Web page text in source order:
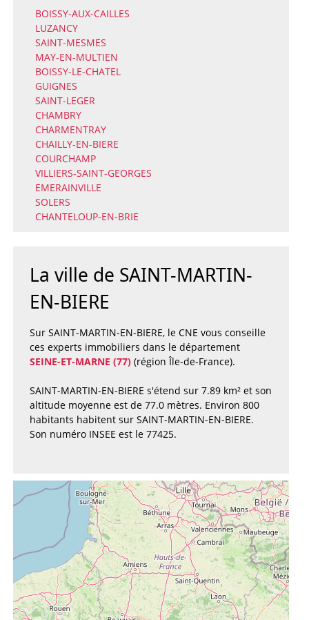
BOISSY-AUX-CAILLES
LUZANCY
SAINT-MESMES
MAY-EN-MULTIEN
BOISSY-LE-CHATEL
GUIGNES
SAINT-LEGER
CHAMBRY
CHARMENTRAY
CHAILLY-EN-BIERE
COURCHAMP
VILLIERS-SAINT-GEORGES
EMERAINVILLE
SOLERS
CHANTELOUP-EN-BRIE
La ville de SAINT-MARTIN-
EN-BIERE
Sur SAINT-MARTIN-EN-BIERE, le CNE vous conseille
ces experts immobiliers dans le département
SEINE-ET-MARNE (77)(région Île-de-France).
SAINT-MARTIN-EN-BIERE s'étend sur 7.89 km² et son
altitude moyenne est de 77.0 mètres. Environ 800
habitants habitent sur SAINT-MARTIN-EN-BIERE.
Son numéro INSEE est le 77425.